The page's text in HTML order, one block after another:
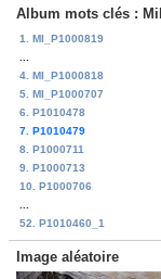
Album mots clés :
1. MI_P1000819
4. MI_P1000818
5. MI_P1000707
6. P1010478
7. P1010479
8. P1000711
9. P1000713
10. P1000706
52. P1010460_1
Image aléatoire